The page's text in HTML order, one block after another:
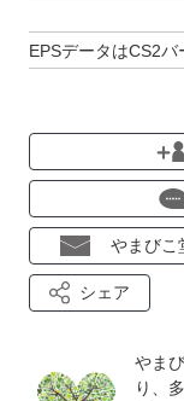
EPSデータはCS2バ
ーさんにもおすすめ
ぜひイラストレータ
やまびこ
シェア
やま
り、